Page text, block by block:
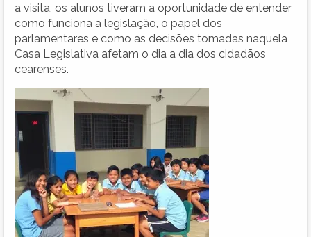
a visita, os alunos tiveram a oportunidade de entender
como funciona a legislação, o papel dos
parlamentares e como as decisões tomadas naquela
Casa Legislativa afetam o dia a dia dos cidadãos
cearenses.